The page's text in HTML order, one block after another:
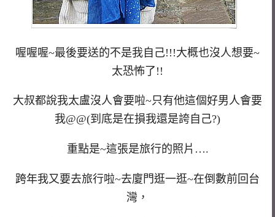
喔喔喔~最後要送的不是我自己!!!大概也沒人想要~
太恐怖了!!
大叔都說我太盧沒人會要啦~只有他這個好男人會要
我@@(到底是在損我還是誇自己?)
重點是~這張是旅行的照片….
跨年我又要去旅行啦~去廈門逛一逛~在倒數前回台
灣，